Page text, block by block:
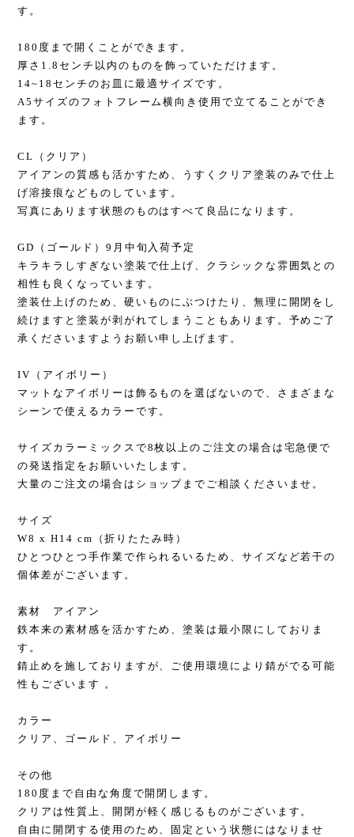
す。
180度まで開くことができます。
厚さ1.8センチ以内のものを飾っていただけます。
14~18センチのお皿に最適サイズです。
A5サイズのフォトフレーム横向き使用で立てることができ
ます。
CL（クリア）
アイアンの質感も活かすため、うすくクリア塗装のみで仕上
げ溶接痕などものしています。
写真にあります状態のものはすべて良品になります。
GD（ゴールド）9月中旬入荷予定
キラキラしすぎない塗装で仕上げ、クラシックな雰囲気との
相性も良くなっています。
塗装仕上げのため、硬いものにぶつけたり、無理に開閉をし
続けますと塗装が剥がれてしまうこともあります。予めご了
承くださいますようお願い申し上げます。
IV（アイボリー）
マットなアイボリーは飾るものを選ばないので、さまざまな
シーンで使えるカラーです。
サイズカラーミックスで8枚以上のご注文の場合は宅急便で
の発送指定をお願いいたします。
大量のご注文の場合はショップまでご相談くださいませ。
サイズ
W8 x H14 cm（折りたたみ時）
ひとつひとつ手作業で作られるいるため、サイズなど若干の
個体差がございます。
素材 アイアン
鉄本来の素材感を活かすため、塗装は最小限にしておりま
す。
錆止めを施しておりますが、ご使用環境により錆がでる可能
性もございます 。
カラー
クリア、ゴールド、アイボリー
その他
180度まで自由な角度で開閉します。
クリアは性質上、開閉が軽く感じるものがございます。
自由に開閉する使用のため、固定という状態にはなりませ